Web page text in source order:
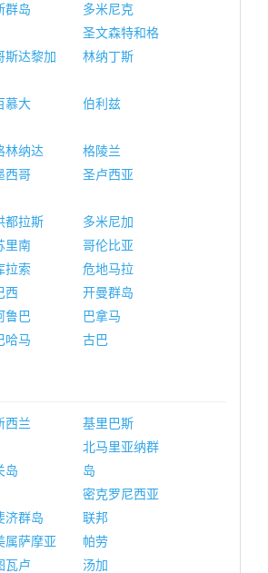
群岛
多米尼克
斯达黎加
圣文森特和格
林纳丁斯
慕大
伯利兹
林纳达
格陵兰
西哥
圣卢西亚
都拉斯
多米尼加
里南
哥伦比亚
拉索
危地马拉
西
开曼群岛
鲁巴
巴拿马
哈马 古巴
西兰
基里巴斯
岛
北马里亚纳群
岛
济群岛
密克罗尼西亚
联邦
属萨摩亚
帕劳
瓦卢
汤加